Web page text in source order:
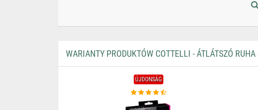
WARIANTY PRODUKTÓW COTTELLI - ÁTLÁTSZÓ RUHA
ÚJDONSÁG